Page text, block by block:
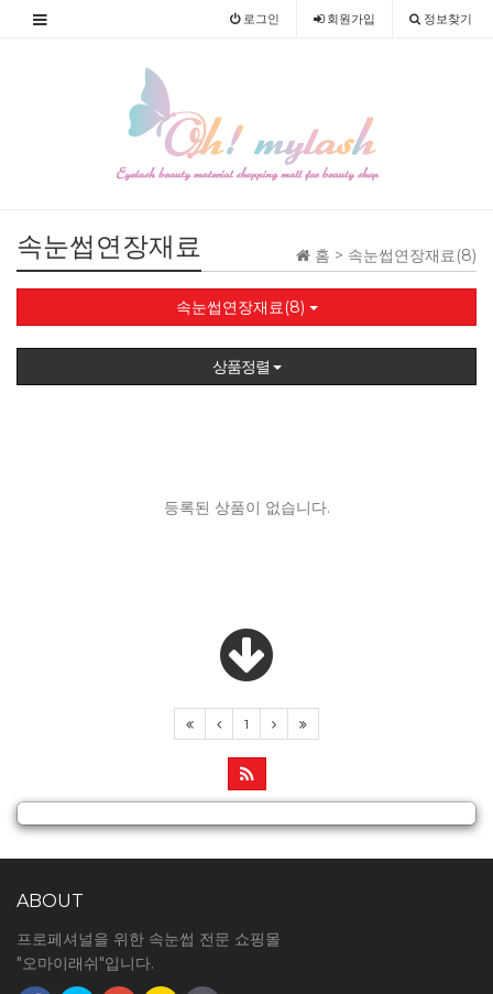
로그인 회원가입 정보찾기
홈 > 속눈썹연장재료(8)
속눈썹연장재료
속눈썹연장재료(8)
상품정렬
등록된 상품이 없습니다.
1
ABOUT
프로페셔널을 위한 속눈썹 전문 쇼핑몰
"오마이래쉬"입니다.